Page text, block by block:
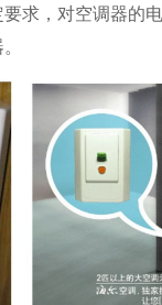
求，对空调器的